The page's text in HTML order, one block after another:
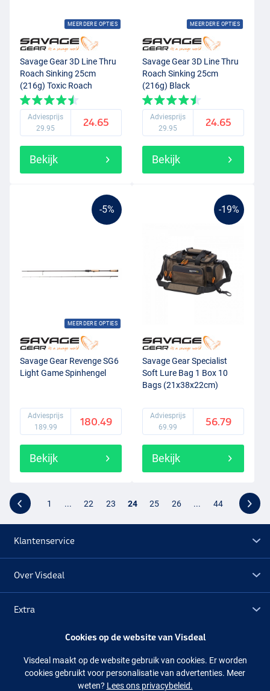
MEERDERE OPTIES
Savage Gear 3D Line Thru
Roach Sinking 25cm
(216g) Toxic Roach
Adviesprijs
29.95
24.65
Bekijk
MEERDERE OPTIES
Savage Gear 3D Line Thru
Roach Sinking 25cm
(216g) Black
Adviesprijs
29.95
24.65
Bekijk
-5%
MEERDERE OPTIES
Savage Gear Revenge SG6
Light Game Spinhengel
Adviesprijs
189.99
180.49
Bekijk
-19%
Savage Gear Specialist
Soft Lure Bag 1 Box 10
Bags (21x38x22cm)
Adviesprijs
69.99
56.79
Bekijk
1 ... 22 23 24 25 26 ... 44
Klantenservice
Over Visdeal
Extra
Facebook Instagram
Cookies op de website van Visdeal
Visdeal maakt op de website gebruik van cookies. Er worden
cookies gebruikt voor personalisatie van advertenties. Meer
weten? Lees ons privacybeleid.